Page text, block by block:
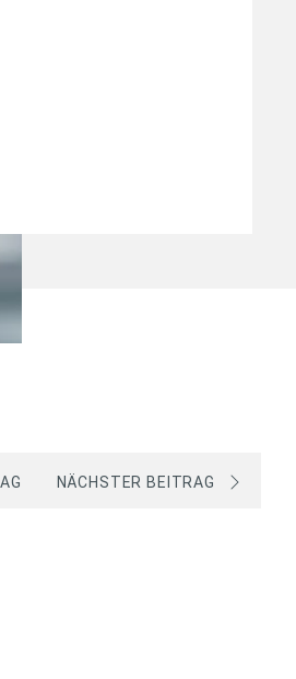
NÄCHSTER BEITRAG